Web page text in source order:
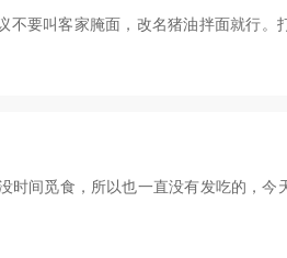
不要叫客家腌面，改名猪油拌面就行
时间觅食，所以也一直没有发吃的，